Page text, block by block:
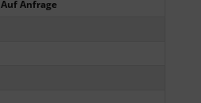
Auf Anfrage